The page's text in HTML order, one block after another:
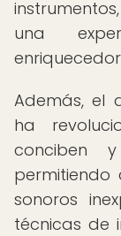
una
Además, el
ha
conciben
permitiendo
sonoros
técnicas de